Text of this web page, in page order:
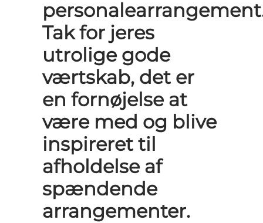
Tak for jeres
utrolige gode
værtskab, det er
en fornøjelse at
være med og blive
inspireret til
afholdelse af
spændende
arrangementer.